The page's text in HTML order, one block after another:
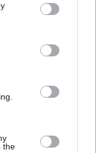
the
για την